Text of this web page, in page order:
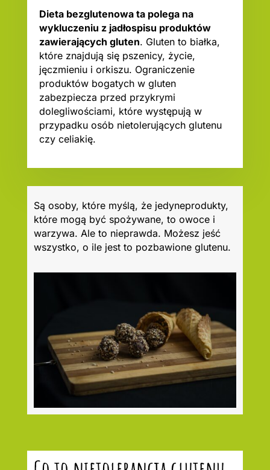
Dieta bezglutenowa ta polega na
wykluczeniu z jadłospisu produktów
zawierających gluten. Gluten to białka,
które znajdują się pszenicy, życie,
jęczmieniu i orkiszu. Ograniczenie
produktów bogatych w gluten
zabezpiecza przed przykrymi
dolegliwościami, które występują w
przypadku osób nietolerujących glutenu
czy celiakię.
Są osoby, które myślą, że jedyneprodukty,
które mogą być spożywane, to owoce i
warzywa. Ale to nieprawda. Możesz jeść
wszystko, o ile jest to pozbawione glutenu.